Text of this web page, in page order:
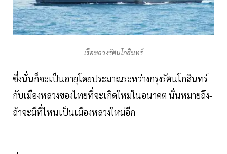
เรือหลวงรัตนโกสินทร์
ซึ่งนั่นก็จะเป็นอายุโดยประมาณระหว่างกรุงรัตนโกสินทร์
กับเมืองหลวงของไทยที่จะเกิดใหม่ในอนาคต นั่นหมายถึง-
ถ้าจะมีที่ไหนเป็นเมืองหลวงใหม่อีก